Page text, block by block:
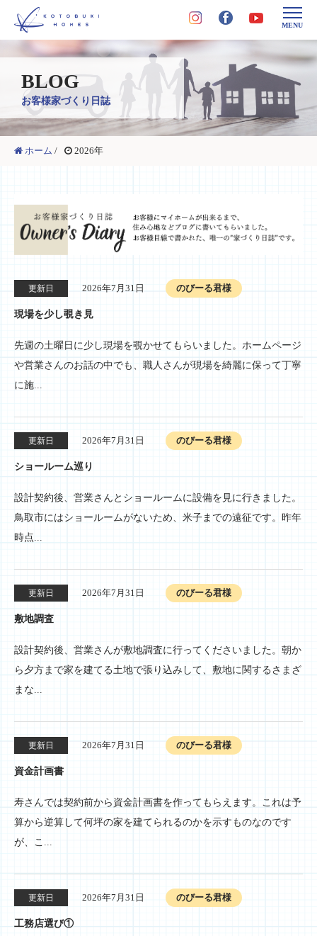
MENU
BLOG
お客様家づくり日誌
ホーム / 2026年
更新日 2026年7月31日 のびーる君様
現場を少し覗き見
先週の土曜日に少し現場を覗かせてもらいました。ホームページ
や営業さんのお話の中でも、職人さんが現場を綺麗に保って丁寧
に施...
更新日 2026年7月31日 のびーる君様
ショールーム巡り
設計契約後、営業さんとショールームに設備を見に行きました。
鳥取市にはショールームがないため、米子までの遠征です。昨年
時点...
更新日 2026年7月31日 のびーる君様
敷地調査
設計契約後、営業さんが敷地調査に行ってくださいました。朝か
ら夕方まで家を建てる土地で張り込みして、敷地に関するさまざ
まな...
更新日 2026年7月31日 のびーる君様
資金計画書
寿さんでは契約前から資金計画書を作ってもらえます。これは予
算から逆算して何坪の家を建てられるのかを示すものなのです
が、こ...
更新日 2026年7月31日 のびーる君様
工務店選び①